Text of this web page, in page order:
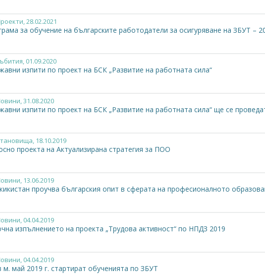
, 28.02.2021
за обучение на българските работодатели за осигуряване на ЗБУТ –
, 01.09.2020
изпити по проект на БСК „Развитие на работната сила“
, 31.08.2020
изпити по проект на БСК „Развитие на работната сила“ ще се
, 18.10.2019
проекта на Актуализирана стратегия за ПОО
, 13.06.2019
проучва българския опит в сферата на професионалното
, 04.04.2019
изпълнението на проекта „Трудова активност“ по НПДЗ 2019
, 04.04.2019
м. май 2019 г. стартират обученията по ЗБУТ